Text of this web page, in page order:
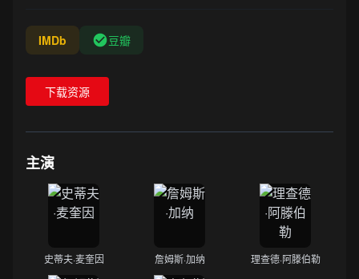
IMDb 豆瓣
下载资源
主演
史蒂夫·麦奎因 詹姆斯·加纳 理查德·阿滕伯勒